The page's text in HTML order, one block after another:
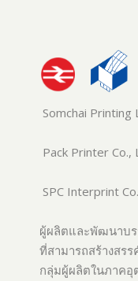
Somchai
Pack Printer Co.,
SPC Interprint
ผู้ผลิตและพัฒนาบ
ที่สามารถสร้างสร
กลุ่มผู้ผลิตในภาคอุ